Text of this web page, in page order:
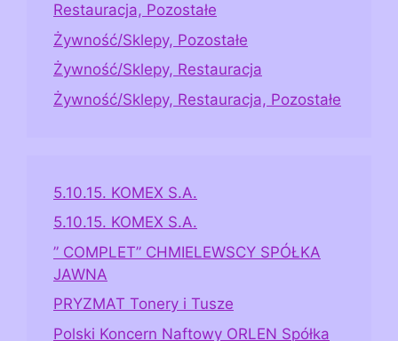
Restauracja, Pozostałe
Żywność/Sklepy, Pozostałe
Żywność/Sklepy, Restauracja
Żywność/Sklepy, Restauracja, Pozostałe
5.10.15. KOMEX S.A.
5.10.15. KOMEX S.A.
” COMPLET” CHMIELEWSCY SPÓŁKA
JAWNA
PRYZMAT Tonery i Tusze
Polski Koncern Naftowy ORLEN Spółka